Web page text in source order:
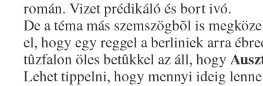
román. Vizet prédikáló és bort ivó.
De a téma más szemszögbõl is
el, hogy egy reggel a berliniek arra
tûzfalon öles betûkkel az áll, hogy
Lehet tippelni, hogy mennyi ideig